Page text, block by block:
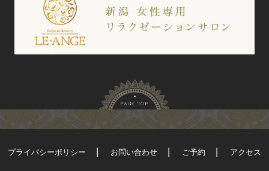
プライバシーポリシー お問い合わせ ご予約 アクセス